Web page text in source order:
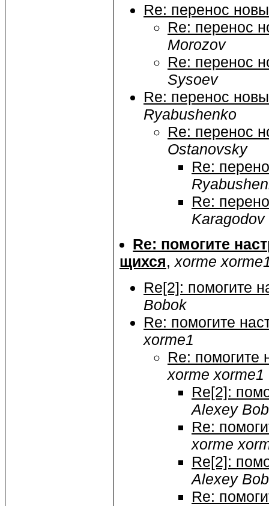
Re: перенос
Re: перенос
Morozov
Re: перенос
Sysoev
Re: перенос
Ryabushenko
Re: перенос
Ostanovsky
Re:
Re:
Karagodov
Re: помогите
щихся, xorme
Re[2]: помогите
Bobok
Re: помогите
xorme1
Re: помогите
xorme xorme1
Re[2]:
Alexey
Re:
xorme
Re[2]:
Alexey
Re: